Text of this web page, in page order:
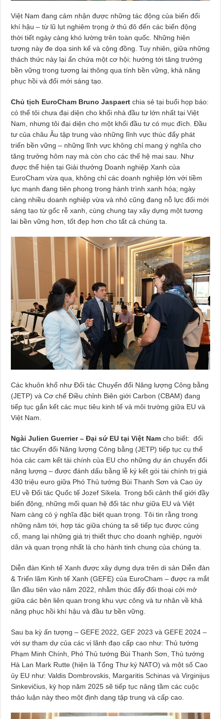
Việt Nam đang cảm nhận được những tác động của biến đổi
khí hậu – từ lũ lụt nghiêm trọng ở thủ đô đến các biến động
thời tiết ngày càng khó lường trên toàn quốc. Những hiện
tượng này đe dọa sinh kế và cộng đồng. Tuy nhiên, giữa những
thách thức này lại ẩn chứa một cơ hội: hướng tới tăng trưởng
bền vững trong tương lai thông qua tính bền vững, khả năng
phục hồi và đổi mới sáng tạo.
Chủ tịch EuroCham Bruno Jaspaert chia sẻ tại buổi họp báo:
có thể tôi chưa đại diện cho khối nhà đầu tư lớn nhất tại Việt
Nam, nhưng tôi đại diện cho một khối đầu tư có mục đích. Đầu
tư của châu Âu tập trung vào những lĩnh vực thúc đẩy phát
triển bền vững – những lĩnh vực không chỉ mang ý nghĩa cho
tăng trưởng hôm nay mà còn cho các thế hệ mai sau. Như
được thể hiện tại Giải thưởng Doanh nghiệp Xanh của
EuroCham vừa qua, không chỉ các doanh nghiệp lớn với tiềm
lực mạnh đang tiên phong trong hành trình xanh hóa; ngày
càng nhiều doanh nghiệp vừa và nhỏ cũng đang nỗ lực đổi mới
sáng tạo từ gốc rễ xanh, cùng chung tay xây dựng một tương
lai bền vững hơn, tốt đẹp hơn cho tất cả chúng ta.
Các khuôn khổ như Đối tác Chuyển đổi Năng lượng Công bằng
(JETP) và Cơ chế Điều chỉnh Biên giới Carbon (CBAM) đang
tiếp tục gắn kết các mục tiêu kinh tế và môi trường giữa EU và
Việt Nam.
Ngài Julien Guerrier – Đại sứ EU tại Việt Nam cho biết: đối
tác Chuyển đổi Năng lượng Công bằng (JETP) tiếp tục cụ thể
hóa các cam kết tài chính của EU cho những dự án chuyển đổi
năng lượng – được đánh dấu bằng lễ ký kết gói tài chính trị giá
430 triệu euro giữa Phó Thủ tướng Bùi Thanh Sơn và Cao ủy
EU về Đối tác Quốc tế Jozef Síkela. Trong bối cảnh thế giới đầy
biến động, những mối quan hệ đối tác như giữa EU và Việt
Nam càng có ý nghĩa đặc biệt quan trọng. Tôi tin rằng trong
những năm tới, hợp tác giữa chúng ta sẽ tiếp tục được củng
cố, mang lại những giá trị thiết thực cho doanh nghiệp, người
dân và quan trọng nhất là cho hành tinh chung của chúng ta.
Diễn đàn Kinh tế Xanh được xây dựng dựa trên di sản Diễn đàn
& Triển lãm Kinh tế Xanh (GEFE) của EuroCham – được ra mắt
lần đầu tiên vào năm 2022, nhằm thúc đẩy đối thoại cởi mở
giữa các bên liên quan trong khu vực công và tư nhân về khả
năng phục hồi khí hậu và đầu tư bền vững.
Sau ba kỳ ấn tượng – GEFE 2022, GEF 2023 và GEFE 2024 –
với sự tham dự của các vị lãnh đạo cấp cao như: Thủ tướng
Phạm Minh Chính, Phó Thủ tướng Bùi Thanh Sơn, Thủ tướng
Hà Lan Mark Rutte (hiện là Tổng Thư ký NATO) và một số Cao
ủy EU như: Valdis Dombrovskis, Margaritis Schinas và Virginijus
Sinkevičius, kỳ họp năm 2025 sẽ tiếp tục nâng tầm các cuộc
thảo luận này theo một định dạng tập trung và cấp cao.